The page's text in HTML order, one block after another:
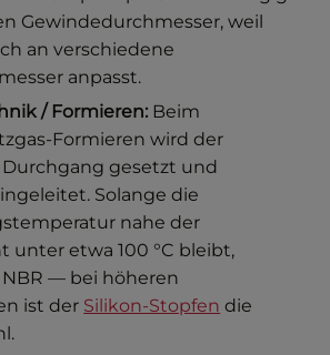
Gewindedurchmesser, weil
an verschiedene
anpasst.
/ Formieren: Beim
Formieren wird der
gesetzt und
Solange die
nahe der
unter etwa 100 °C bleibt,
— bei höheren
ist der Silikon-Stopfen die